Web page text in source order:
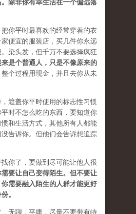
除非你有幸生活在一个偏远落
把你平时最喜欢的经常穿着的衣
便宜的服装店，买几件你永远
。染头发，但千万不要选择疯狂
来是个普通人，只是不像原来的
个过程用现金，并且去你从未
遮盖你平时使用的标志性习惯
时不怎么吃的东西，要知道你
和生活方式，其他所有人都能
告诉你。但他们会告诉想追踪
找你了，要做到尽可能让他人很
需要让自己变得陌生。但不要让
需要融入陌生的人群才能更好
。
无聊，平庸，尽量不要带有特